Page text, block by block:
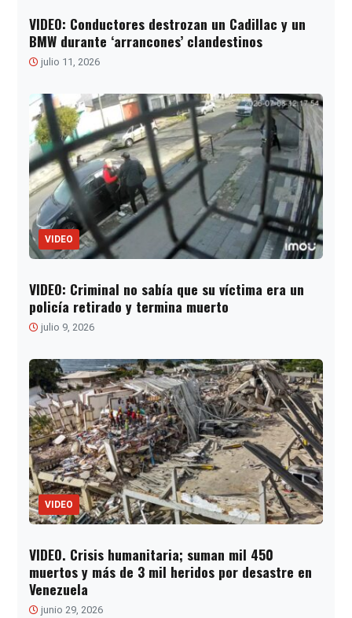
VIDEO: Conductores destrozan un Cadillac y un
BMW durante ‘arrancones’ clandestinos
julio 11, 2026
VIDEO
VIDEO: Criminal no sabía que su víctima era un
policía retirado y termina muerto
julio 9, 2026
VIDEO
VIDEO. Crisis humanitaria; suman mil 450
muertos y más de 3 mil heridos por desastre en
Venezuela
junio 29, 2026